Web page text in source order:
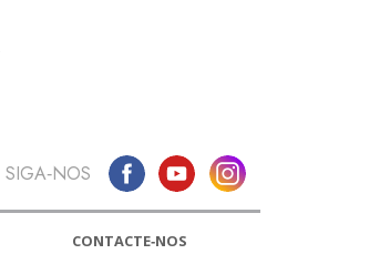
SIGA‑NOS
CONTACTE‑NOS